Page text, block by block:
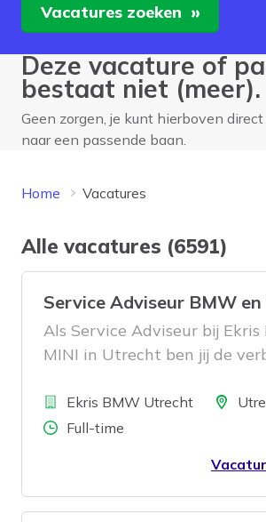
Vacatures zoeken
Deze vacature of
bestaat niet (meer).
Geen zorgen, je kunt hierboven
naar een passende baan.
Home Vacatures
Alle vacatures (6591)
Service Adviseur BMW en
Als Service Adviseur bij Ekris
MINI in Utrecht ben jij de
werkplaats. Jij ontvangt onze
die hun BMW of MINI
en hartelijke wijze.
voor een duidelijk
BedrijfEkris BMW UtrechtLocatie
Aantal uren
Full-time